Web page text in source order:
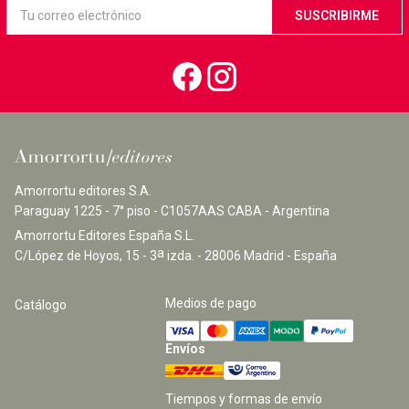
modificación o mejora en el desarrollo de las sucesivas
generaciones.
Amorrortu editores S.A.
Paraguay 1225 - 7° piso - C1057AAS CABA - Argentina
Amorrortu Editores España S.L.
C/López de Hoyos, 15 - 3a izda. - 28006 Madrid - España
Catálogo Medios de pago
Envíos
Tiempos y formas de envío